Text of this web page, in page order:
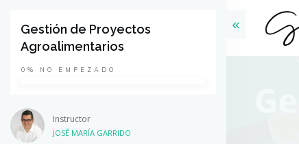
Gestión de Proyectos
Agroalimentarios
0% NO EMPEZADO
Instructor
JOSÉ MARÍA GARRIDO